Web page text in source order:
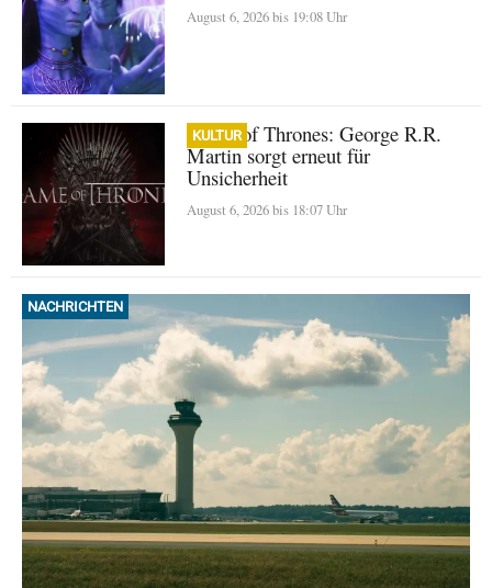
August 6, 2026 bis 19:08 Uhr
KULTUR
Game of Thrones: George R.R.
Martin sorgt erneut für
Unsicherheit
August 6, 2026 bis 18:07 Uhr
NACHRICHTEN